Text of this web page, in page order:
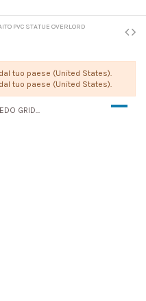
PVC STATUE OVERLORD
tuo paese (United States).
tuo paese (United States).